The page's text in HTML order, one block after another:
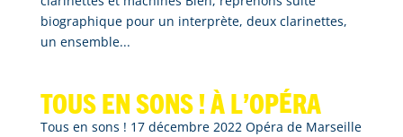
biographique pour un interprète, deux clarinettes,
un ensemble...
Tous en sons ! À l’opéra
Tous en sons ! 17 décembre 2022 Opéra de Marseille